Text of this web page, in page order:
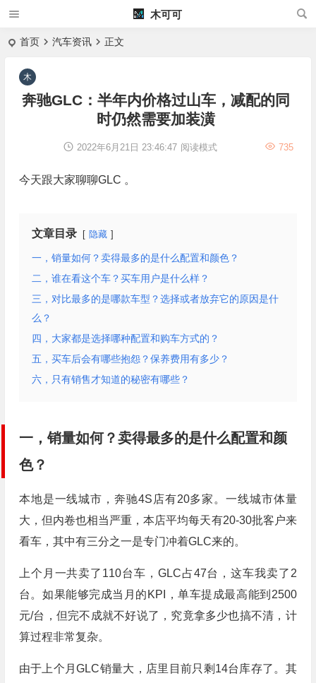
木可可
首页 汽车资讯 正文
奔驰GLC：半年内价格过山车，减配的同
时仍然需要加装潢
2022年6月21日 23:46:47 735
阅读模式
今天跟大家聊聊GLC 。
文章目录 隐藏
一，销量如何？卖得最多的是什么配置和颜色？
二，谁在看这个车？买车用户是什么样？
三，对比最多的是哪款车型？选择或者放弃它的原因是什
么？
四，大家都是选择哪种配置和购车方式的？
五，买车后会有哪些抱怨？保养费用有多少？
六，只有销售才知道的秘密有哪些？
一，销量如何？卖得最多的是什么配置和颜
色？
本地是一线城市，奔驰4S店有20多家。一线城市体量
大，但内卷也相当严重，本店平均每天有20-30批客户来
看车，其中有三分之一是专门冲着GLC来的。
上个月一共卖了110台车，GLC占47台，这车我卖了2
台。如果能够完成当月的KPI，单车提成最高能到2500
元/台，但完不成就不好说了，究竟拿多少也搞不清，计
算过程非常复杂。
由于上个月GLC销量大，店里目前只剩14台库存了。其